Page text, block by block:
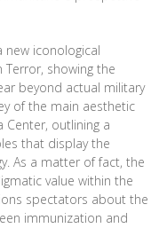
iconological
showing the
beyond actual military
of the main aesthetic
outlining a
that display the
As a matter of fact, the
value within the
spectators about the
immunization and